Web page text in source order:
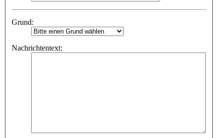
Grund:
Nachrichtentext: